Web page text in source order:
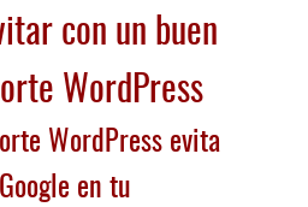
con un buen
WordPress
WordPress evita
en tu